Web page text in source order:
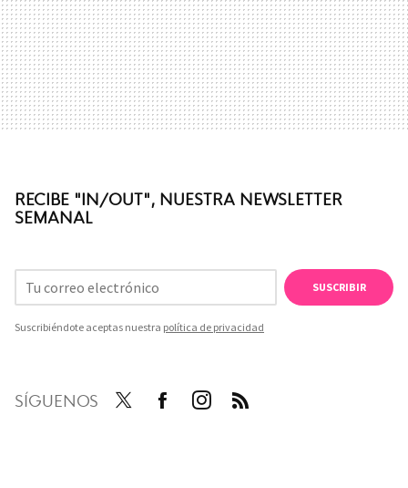
RECIBE "IN/OUT", NUESTRA NEWSLETTER
SEMANAL
SUSCRIBIR
Suscribiéndote aceptas nuestra política de privacidad
SÍGUENOS